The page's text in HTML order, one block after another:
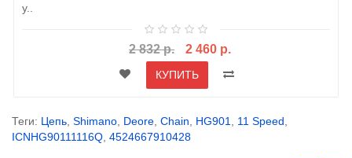
у..
2 832 р. 2 460 р.
КУПИТЬ
Теги: Цепь Shimano Deore Chain HG901 11 Speed
ICNHG90111116Q 4524667910428